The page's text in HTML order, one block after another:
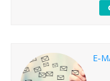
E-